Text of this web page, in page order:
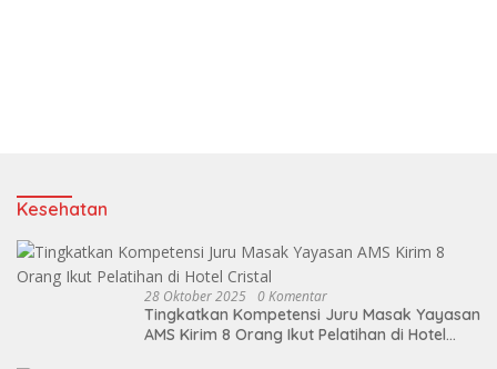
Kesehatan
28 Oktober 2025 0 Komentar
Tingkatkan Kompetensi Juru Masak Yayasan
AMS Kirim 8 Orang Ikut Pelatihan di Hotel